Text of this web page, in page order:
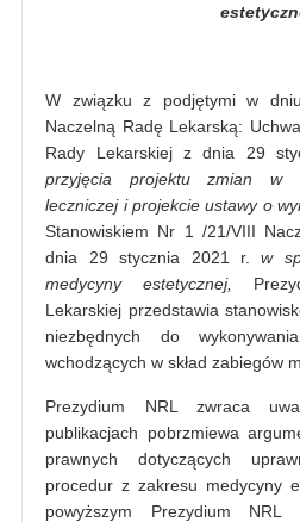
W związku z podjętymi w
Naczelną Radę Lekarską:
Rady Lekarskiej z dnia 29
przyjęcia projektu zmian w
leczniczej i projekcie ustawy o
Stanowiskiem Nr 1 /21/VIII
dnia 29 stycznia 2021 r.w
medycyny estetycznej,
Lekarskiej przedstawia
niezbędnych do
wchodzących w skład zabiegów
Prezydium NRL zwraca
publikacjach pobrzmiewa
prawnych dotyczących
procedur z zakresu medycyny
powyższym Prezydium